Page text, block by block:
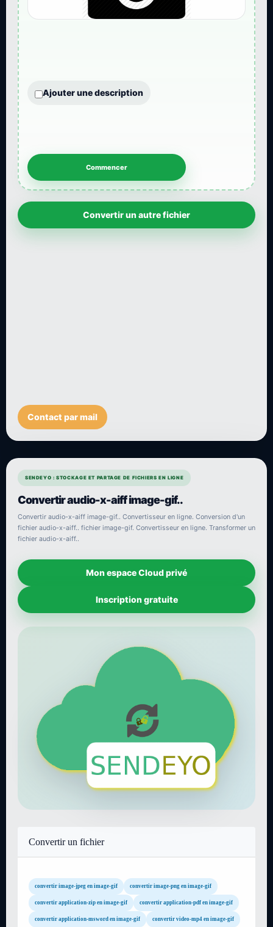
Ajouter une description
Convertir un autre fichier
Contact par mail
SENDEYO : STOCKAGE ET PARTAGE DE FICHIERS EN LIGNE
Convertir audio-x-aiff image-gif..
Convertir audio-x-aiff image-gif.. Convertisseur en ligne. Conversion d'un
fichier audio-x-aiff.. fichier image-gif. Convertisseur en ligne. Transformer un
fichier audio-x-aiff..
Mon espace Cloud privé
Inscription gratuite
Convertir un fichier
convertir image-jpeg en image-gif convertir image-png en image-gif
convertir application-zip en image-gif convertir application-pdf en image-gif
convertir application-msword en image-gif convertir video-mp4 en image-gif